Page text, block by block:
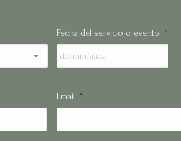
Fecha del servicio o evento *
Email *